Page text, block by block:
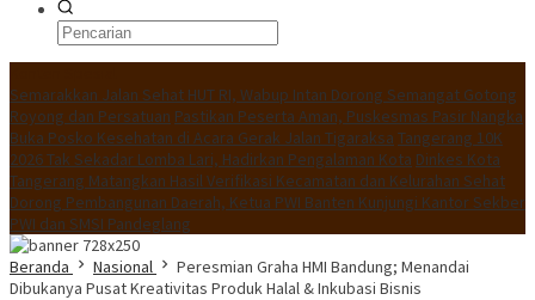
Semarakkan Jalan Sehat HUT RI, Wabup Intan Dorong Semangat Gotong
Royong dan Persatuan Pastikan Peserta Aman, Puskesmas Pasir Nangka
Buka Posko Kesehatan di Acara Gerak Jalan Tigaraksa Tangerang 10K
2026 Tak Sekadar Lomba Lari, Hadirkan Pengalaman Kota Dinkes Kota
Tangerang Matangkan Hasil Verifikasi Kecamatan dan Kelurahan Sehat
Dorong Pembangunan Daerah, Ketua PWI Banten Kunjungi Kantor Sekber
PWI dan SMSI Pandeglang
Beranda
Nasional
Peresmian Graha HMI Bandung; Menandai
Dibukanya Pusat Kreativitas Produk Halal & Inkubasi Bisnis